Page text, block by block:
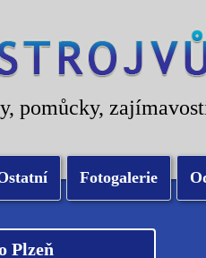
pomůcky,
Fotogalerie
Plzeň